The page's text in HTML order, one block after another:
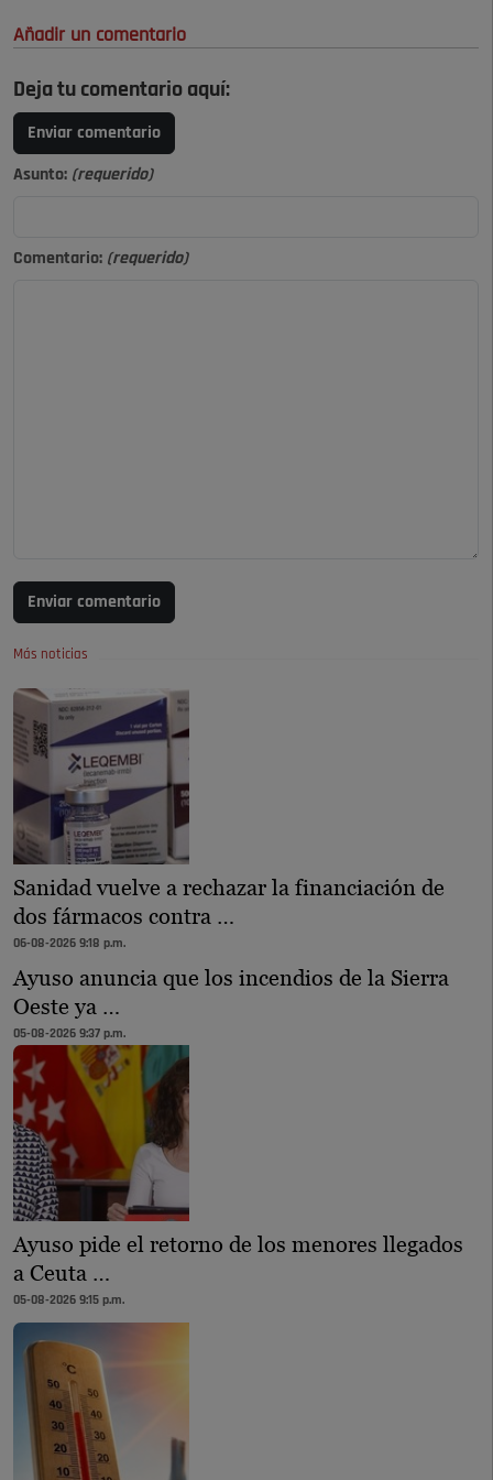
Añadir un comentario
Deja tu comentario aquí:
Enviar comentario
Asunto: (requerido)
Comentario: (requerido)
Enviar comentario
Más noticias
Sanidad vuelve a rechazar la financiación de
dos fármacos contra …
06-08-2026 9:18 p.m.
Ayuso anuncia que los incendios de la Sierra
Oeste ya …
05-08-2026 9:37 p.m.
Ayuso pide el retorno de los menores llegados
a Ceuta …
05-08-2026 9:15 p.m.